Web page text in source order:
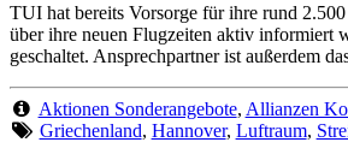
TUI hat bereits Vorsorge für ihre rund
über ihre neuen Flugzeiten aktiv informiert
geschaltet. Ansprechpartner ist außerdem
Aktionen Sonderangebote, Allianzen
Griechenland, Hannover, Luftraum,